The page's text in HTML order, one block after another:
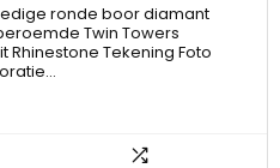
ronde boor diamant
Twin Towers
Rhinestone Tekening Foto